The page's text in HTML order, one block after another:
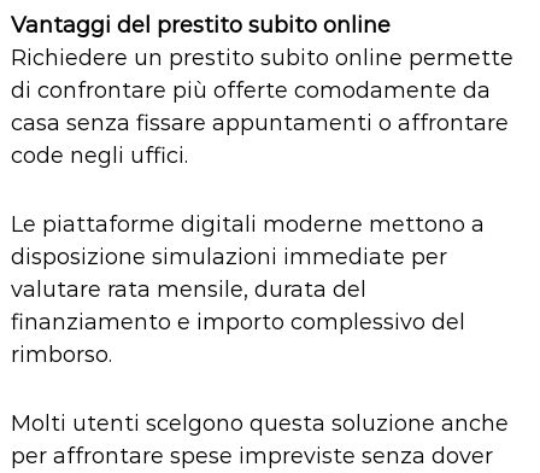
Vantaggi del prestito subito online
Richiedere un prestito subito online permette
di confrontare più offerte comodamente da
casa senza fissare appuntamenti o affrontare
code negli uffici.
Le piattaforme digitali moderne mettono a
disposizione simulazioni immediate per
valutare rata mensile, durata del
finanziamento e importo complessivo del
rimborso.
Molti utenti scelgono questa soluzione anche
per affrontare spese impreviste senza dover